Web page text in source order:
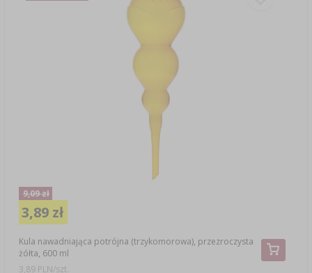
Kula nawadniająca potrójna (trzykomorowa), przezroczysta
żółta, 600 ml
9,09 zł
3,89 zł
3,89 PLN/szt.